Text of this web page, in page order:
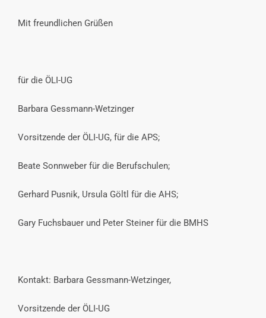
Mit freundlichen Grüßen
für die ÖLI-UG
Barbara Gessmann-Wetzinger
Vorsitzende der ÖLI-UG, für die APS;
Beate Sonnweber für die Berufschulen;
Gerhard Pusnik, Ursula Göltl für die AHS;
Gary Fuchsbauer und Peter Steiner für die BMHS
Kontakt: Barbara Gessmann-Wetzinger,
Vorsitzende der ÖLI-UG